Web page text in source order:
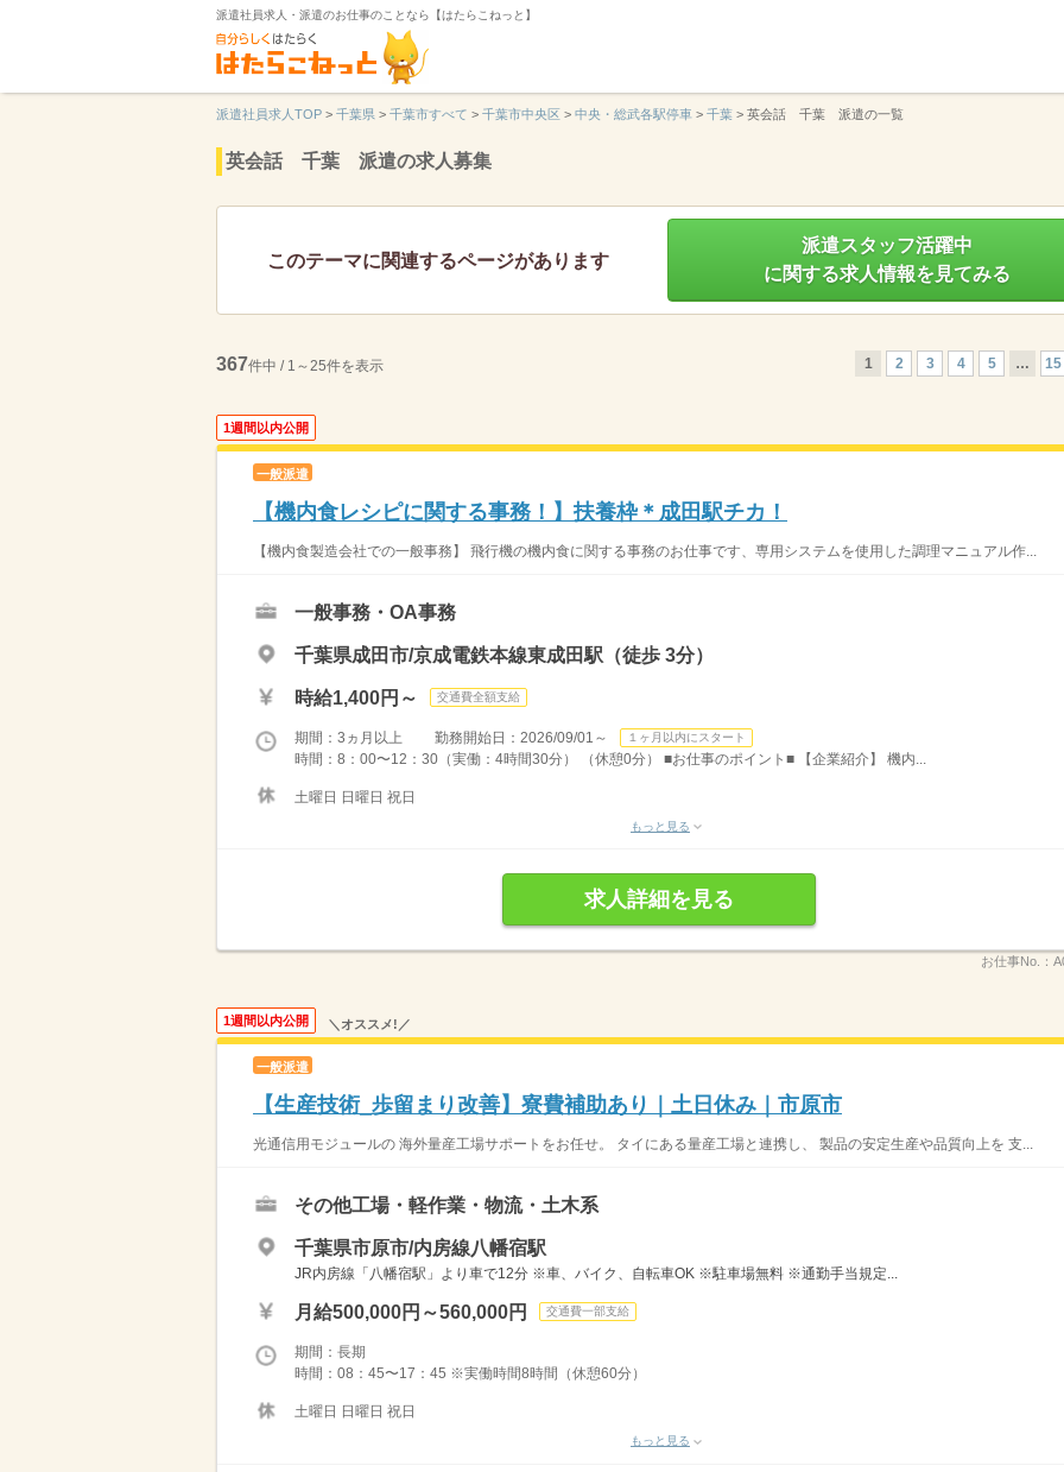
派遣社員求人・派遣のお仕事のことなら【はたらこねっと】
派遣社員求人TOP > 千葉県 > 千葉市すべて > 千葉市中央区 > 中央・総武各駅停車 > 千葉 > 英会話 千葉 派遣の一覧
英会話 千葉 派遣の求人募集
このテーマに関連するページがあります
派遣スタッフ活躍中
に関する求人情報を見てみる
367件中 / 1～25件を表示 1 2 3 4 5 … 15
1週間以内公開
一般派遣
【機内食レシピに関する事務！】扶養枠＊成田駅チカ！
【機内食製造会社での一般事務】 飛行機の機内食に関する事務のお仕事です、専用システムを使用した調理マニュアル作...
一般事務・OA事務
千葉県成田市/京成電鉄本線東成田駅（徒歩 3分）
時給1,400円～ 交通費全額支給
期間：3ヵ月以上 勤務開始日：2026/09/01～ １ヶ月以内にスタート
時間：8：00〜12：30（実働：4時間30分） （休憩0分） ■お仕事のポイント■ 【企業紹介】 機内...
土曜日 日曜日 祝日
もっと見る
求人詳細を見る
お仕事No.：
1週間以内公開 ＼オススメ!／
一般派遣
【生産技術_歩留まり改善】寮費補助あり｜土日休み｜市原市
光通信用モジュールの 海外量産工場サポートをお任せ。 タイにある量産工場と連携し、 製品の安定生産や品質向上を 支...
その他工場・軽作業・物流・土木系
千葉県市原市/内房線八幡宿駅
JR内房線「八幡宿駅」より車で12分 ※車、バイク、自転車OK ※駐車場無料 ※通勤手当規定...
月給500,000円～560,000円 交通費一部支給
期間：長期
時間：08：45〜17：45 ※実働時間8時間（休憩60分）
土曜日 日曜日 祝日
もっと見る